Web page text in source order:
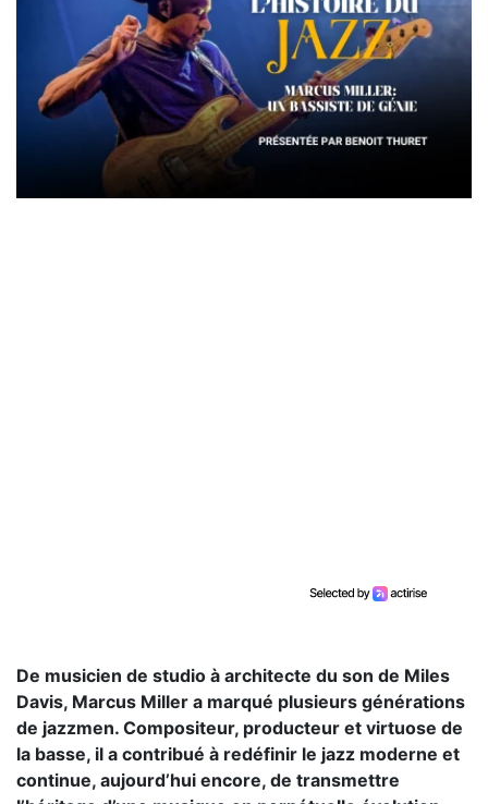
De musicien de studio à architecte du son de Miles
Davis, Marcus Miller a marqué plusieurs générations
de jazzmen. Compositeur, producteur et virtuose de
la basse, il a contribué à redéfinir le jazz moderne et
continue, aujourd’hui encore, de transmettre